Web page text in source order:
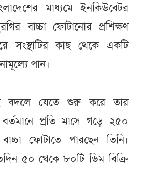
মাধ্যমে ইনকিউবেটর
বাচ্চা ফোটানোর প্রশিক্ষণ
সংস্থাটির কাছ থেকে একটি
পান।
বদলে যেতে শুরু করে তার
বর্তমানে প্রতি মাসে গড়ে ২৫০
ফোটাতে পারছেন তিনি।
৫০ থেকে ৮০টি ডিম বিক্রি